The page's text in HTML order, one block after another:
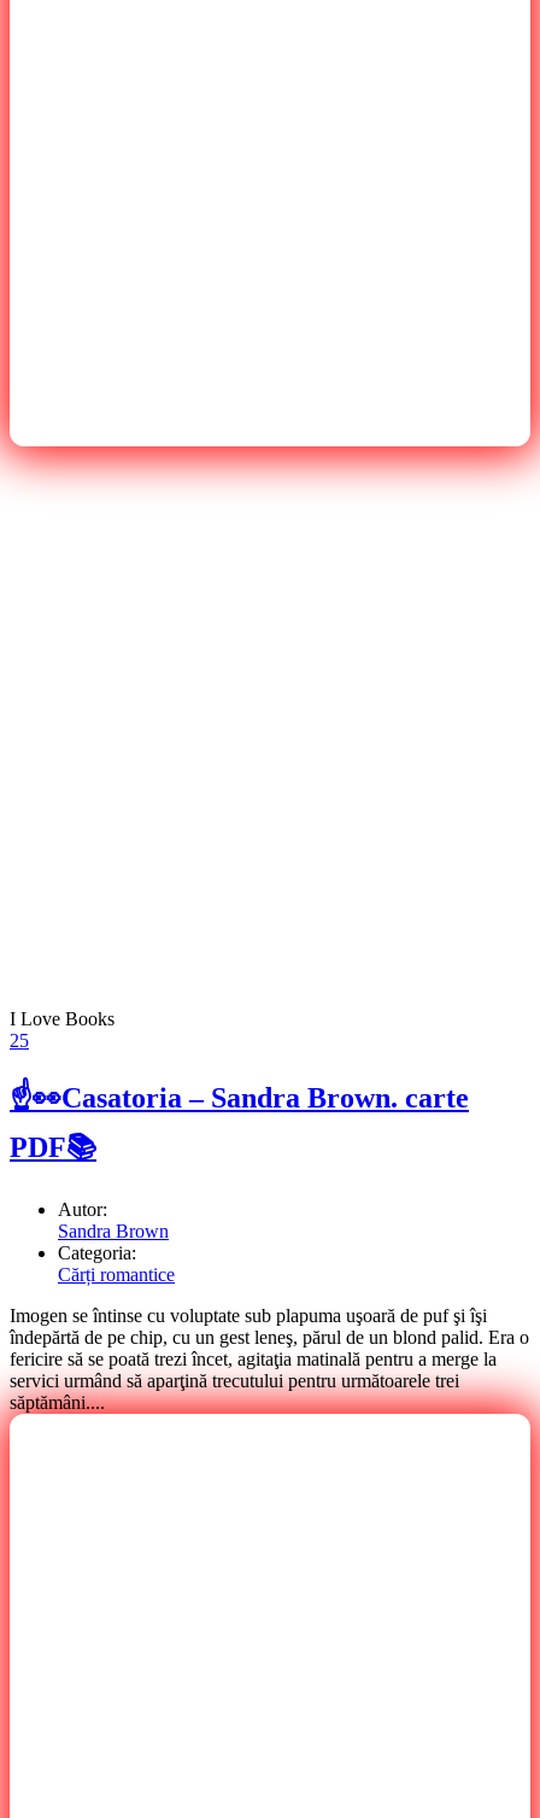
I Love Books
25
☝👀Casatoria – Sandra Brown. carte
PDF📚
Autor:
Sandra Brown
Categoria:
Cărți romantice
Imogen se întinse cu voluptate sub plapuma uşoară de puf şi îşi
îndepărtă de pe chip, cu un gest leneş, părul de un blond palid. Era o
fericire să se poată trezi încet, agitaţia matinală pentru a merge la
servici urmând să aparţină trecutului pentru următoarele trei
săptămâni....